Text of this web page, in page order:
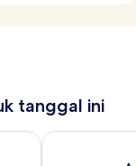
tanggal ini
ini Agu 7 - Agu 8
Periksa